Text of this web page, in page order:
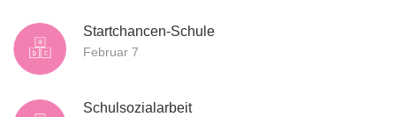
Startchancen-Schule
Februar 7
Schulsozialarbeit